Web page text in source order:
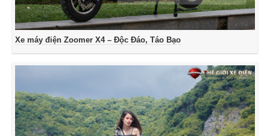
Xe máy điện Zoomer X4 – Độc Đáo, Táo Bạo